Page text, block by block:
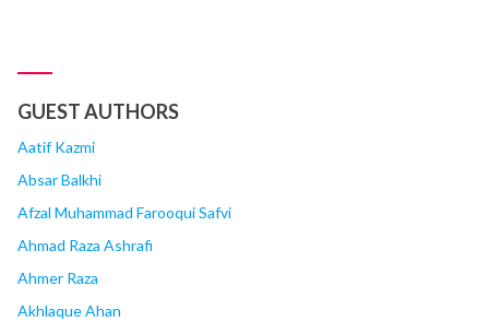
GUEST AUTHORS
Aatif Kazmi
Absar Balkhi
Afzal Muhammad Farooqui Safvi
Ahmad Raza Ashrafi
Ahmer Raza
Akhlaque Ahan